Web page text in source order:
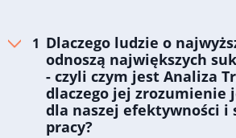
Dlaczego ludzie o
odnoszą największych
- czyli czym jest Analiza
dlaczego jej zrozumienie
dla naszej efektywności i
pracy?